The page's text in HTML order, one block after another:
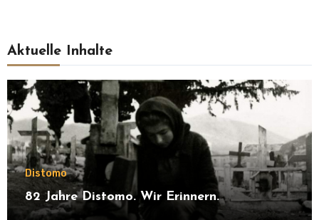
Aktuelle Inhalte
Distomo
82 Jahre Distomo. Wir Erinnern.